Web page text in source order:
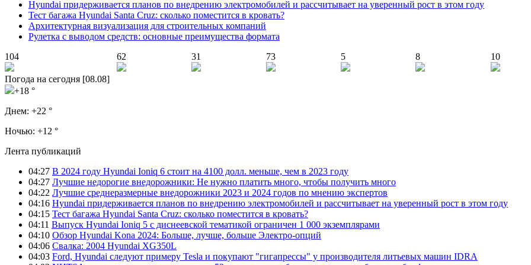
Hyundai придерживается планов по внедрению электромобилей и рассчитывает на уверенный рост в этом году
Тест багажа Hyundai Santa Cruz: сколько поместится в кровать?
Архитектурная визуализация для строительных компаний
Рулетка с выводом средств: основные преимущества формата
104
62 31 73 5 8 10
Погода на сегодня [08.08]
+18 °
Днем: +22 °
Ночью: +12 °
Лента публикаций
04:27 В 2024 году Hyundai Ioniq 6 стоит на 4100 долл. меньше, чем в 2023 году
04:27 Лучшие недорогие внедорожники: Не нужно платить много, чтобы получить много
04:22 Лучшие среднеразмерные внедорожники 2023 и 2024 годов по мнению экспертов
04:16 Hyundai придерживается планов по внедрению электромобилей и рассчитывает на уверенный рост в этом году
04:15 Тест багажа Hyundai Santa Cruz: сколько поместится в кровать?
04:11 Выпуск Hyundai Ioniq 5 с диснеевской тематикой ограничен 1 000 экземплярами
04:10 Обзор Hyundai Kona 2024: Больше, лучше, больше Электро-опций
04:06 Свалка: 2004 Hyundai XG350L
04:03 Ford, Hyundai следуют примеру Tesla и покупают "гигапрессы" у производителя литьевых машин IDRA